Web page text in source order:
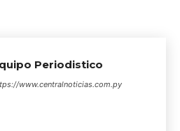
Periodistico
www.centralnoticias.com.py